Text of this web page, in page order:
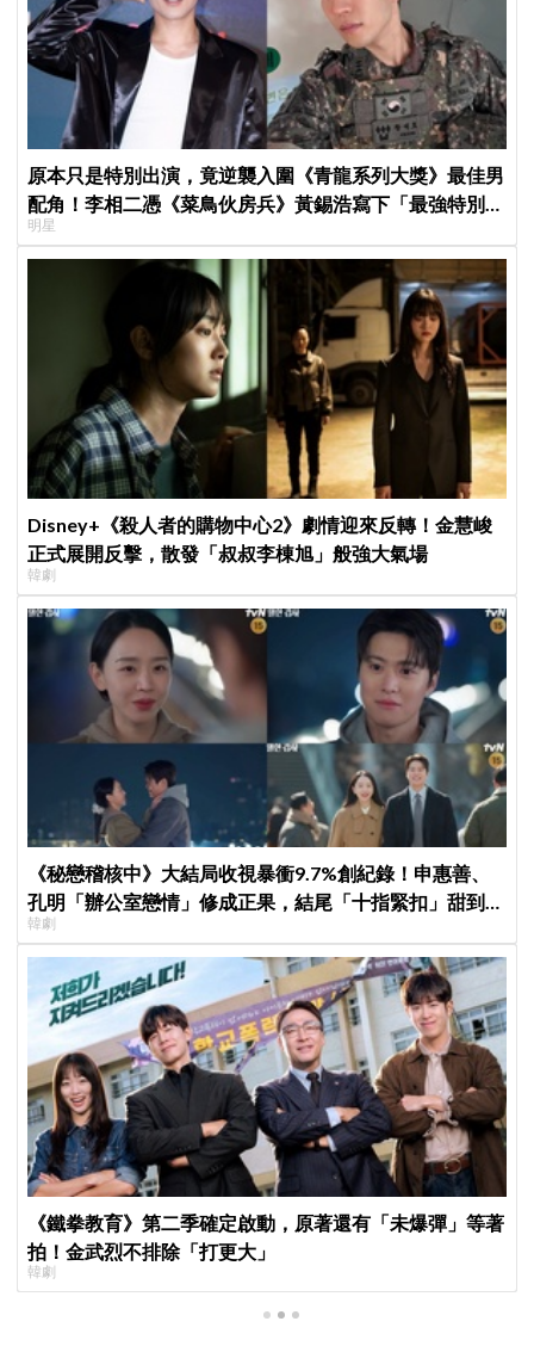
原本只是特別出演，竟逆襲入圍《青龍系列大獎》最佳男
配角！李相二憑《菜鳥伙房兵》黃錫浩寫下「最強特別出
演」傳奇
明星
Disney+《殺人者的購物中心2》劇情迎來反轉！金慧峻
正式展開反擊，散發「叔叔李棟旭」般強大氣場
韓劇
《秘戀稽核中》大結局收視暴衝9.7%創紀錄！申惠善、
孔明「辦公室戀情」修成正果，結尾「十指緊扣」甜到蛀
牙
韓劇
《鐵拳教育》第二季確定啟動，原著還有「未爆彈」等著
拍！金武烈不排除「打更大」
韓劇